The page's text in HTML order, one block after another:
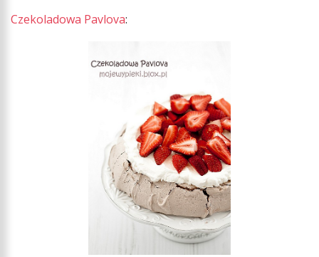
Czekoladowa Pavlova: